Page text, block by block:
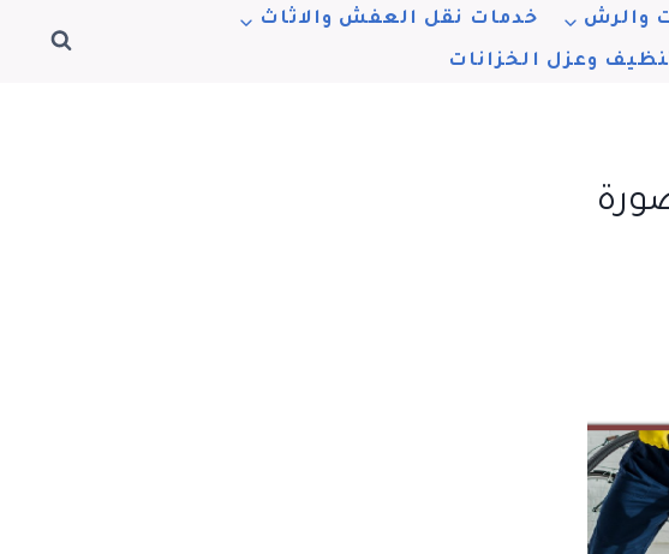
والرش خدمات نقل العفش والاثاث
وعزل الخزانات